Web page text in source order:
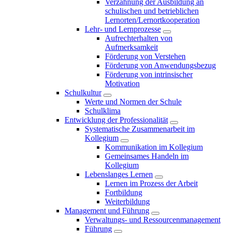
Verzahnung der Ausbildung an
schulischen und betrieblichen
Lernorten/Lernortkooperation
Lehr- und Lernprozesse
Aufrechterhalten von
Aufmerksamkeit
Förderung von Verstehen
Förderung von Anwendungsbezug
Förderung von intrinsischer
Motivation
Schulkultur
Werte und Normen der Schule
Schulklima
Entwicklung der Professionalität
Systematische Zusammenarbeit im
Kollegium
Kommunikation im Kollegium
Gemeinsames Handeln im
Kollegium
Lebenslanges Lernen
Lernen im Prozess der Arbeit
Fortbildung
Weiterbildung
Management und Führung
Verwaltungs- und Ressourcenmanagement
Führung